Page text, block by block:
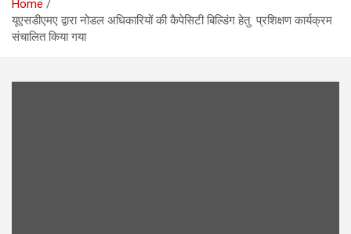
Uttarakhand News Headlines
Home
यूएसडीएमए द्वारा नोडल अधिकारियों की कैपेसिटी बिल्डिंग हेतु प्रशिक्षण कार्यक्रम
संचालित किया गया